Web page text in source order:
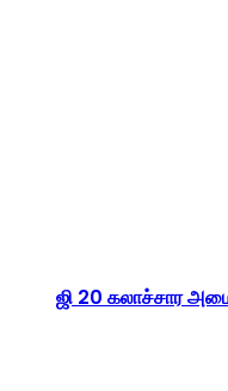
ஜி 20 கலாச்சார